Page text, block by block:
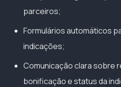
parceiros;
Formulários automáticos
indicações;
Comunicação clara sobre
bonificação e status da